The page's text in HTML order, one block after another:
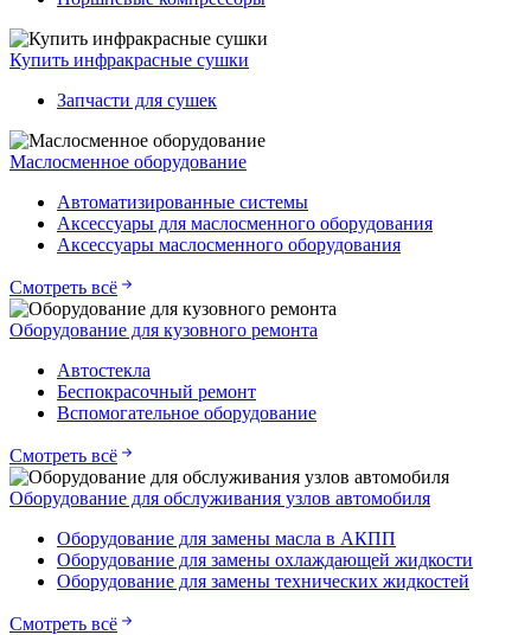
Купить инфракрасные сушки
Запчасти для сушек
Маслосменное оборудование
Автоматизированные системы
Аксессуары для маслосменного оборудования
Аксессуары маслосменного оборудования
Смотреть всё
Оборудование для кузовного ремонта
Автостекла
Беспокрасочный ремонт
Вспомогательное оборудование
Смотреть всё
Оборудование для обслуживания узлов автомобиля
Оборудование для замены масла в АКПП
Оборудование для замены охлаждающей жидкости
Оборудование для замены технических жидкостей
Смотреть всё